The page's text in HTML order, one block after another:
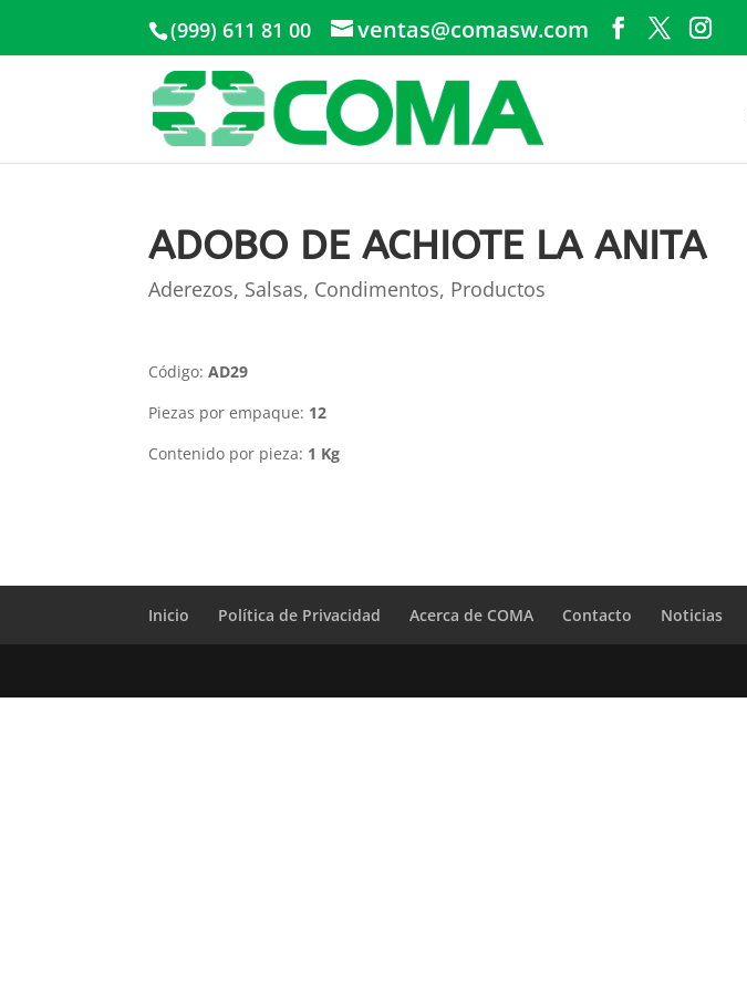
(999) 611 81 00 ventas@comasw.com
ADOBO DE ACHIOTE LA ANITA
Aderezos, Salsas, Condimentos, Productos
Código:AD29
Piezas por empaque: 12
Contenido por pieza: 1 Kg
Inicio Política de Privacidad Acerca de COMA Contacto Noticias